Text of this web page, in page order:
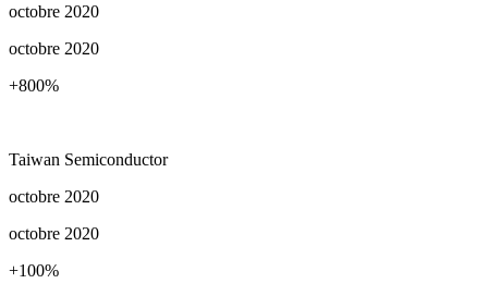
octobre 2020
octobre 2020
+800%
Taiwan Semiconductor
octobre 2020
octobre 2020
+100%